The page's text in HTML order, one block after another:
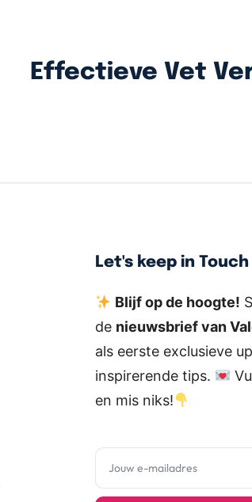
Effectieve Vet
Let's keep in Touch
Blijf op de hoogte!
de nieuwsbrief van
als eerste exclusieve
inspirerende tips.
en mis niks!